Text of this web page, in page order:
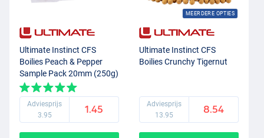
Ultimate Instinct CFS
Boilies Peach & Pepper
Sample Pack 20mm (250g)
Adviesprijs
3.95
1.45
MEERDERE OPTIES
Ultimate Instinct CFS
Boilies Crunchy Tigernut
Adviesprijs
13.95
8.54